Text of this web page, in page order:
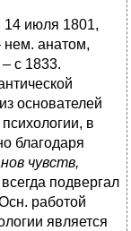
июля 1801,
нем. анатом,
с 1833.
основателей
в
благодаря
чувств,
подвергал
работой
является